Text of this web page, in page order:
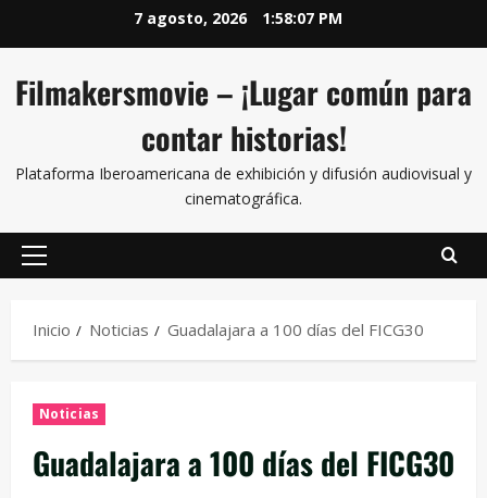
7 agosto, 2026 1:58:07 PM
Filmakersmovie – ¡Lugar común para
contar historias!
Plataforma Iberoamericana de exhibición y difusión audiovisual y
cinematográfica.
Inicio Noticias Guadalajara a 100 días del FICG30
Noticias
Guadalajara a 100 días del FICG30